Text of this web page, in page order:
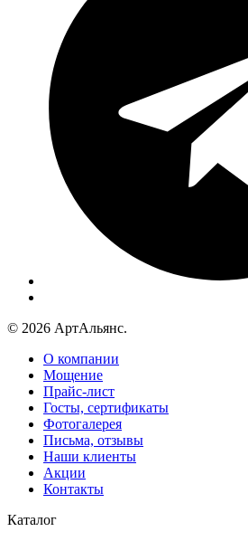
© 2026 АртАльянс.
О компании
Мощение
Прайс-лист
Госты, сертификаты
Фотогалерея
Письма, отзывы
Наши клиенты
Акции
Контакты
Каталог